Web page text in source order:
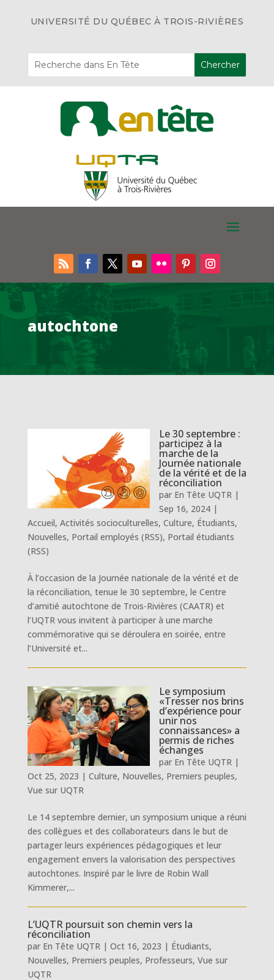
UNIVERSITÉ DU QUÉBEC À TROIS-RIVIÈRES
autochtone
Le 30 septembre :
participez à la
marche de la
Journée nationale
de la vérité et de la
réconciliation
par En Tête UQTR|
Sep 16, 2024|
Accueil, Activités socioculturelles, Culture, Étudiants,
Nouvelles, Portail employés (RSS), Portail étudiants
(RSS)
À l’occasion de la Journée nationale de la vérité et de
la réconciliation, tenue le 30 septembre, le Centre
d’amitié autochtone de Trois-Rivières (CAATR) et
l’UQTR vous invitent à participer à une marche
commémorative qui se déroulera en soirée, entre
l’Université et...
Le symposium
«Tresser nos brins
d’expérience pour
unir nos
connaissances» a
permis de riches
échanges
par En Tête UQTR|
Oct 25, 2023 | Culture, Nouvelles, Premiers peuples,
Vue sur UQTR
Le 14 septembre dernier, un symposium unique a réuni
des collègues et des collaborateurs dans le but de
partager leurs expériences pédagogiques et leur
engagement envers la valorisation des perspectives
autochtones. Inspiré par le livre de Robin Wall
Kimmerer,...
L’UQTR poursuit son chemin vers la
réconciliation
par En Tête UQTR| Oct 16, 2023 | Étudiants,
Nouvelles, Premiers peuples, Professeurs, Vue sur
UQTR